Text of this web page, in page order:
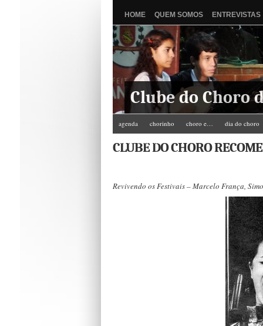
HOME QUEM SOMOS ENTREVISTAS
Clube do Choro
agenda chorinho choro e…
dia do choro
Zé do Camarim
CLUBE DO CHORO
Revivendo os Festivais – Marcelo França,